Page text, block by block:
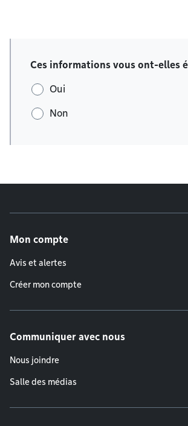
Ces informations vous ont-elles
Oui
Non
Mon compte
Avis et alertes
Créer mon compte
Communiquer avec nous
Nous joindre
Salle des médias